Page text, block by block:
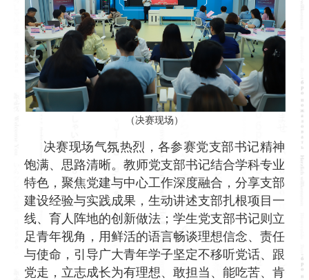
（决赛现场）
决赛现场气氛热烈，各参赛党支部书记精神
饱满、思路清晰。教师党支部书记结合学科专业
特色，聚焦党建与中心工作深度融合，分享支部
建设经验与实践成果，生动讲述支部扎根项目一
线、育人阵地的创新做法；学生党支部书记则立
足青年视角，用鲜活的语言畅谈理想信念、责任
与使命，引导广大青年学子坚定不移听党话、跟
党走，立志成长为有理想、敢担当、能吃苦、肯